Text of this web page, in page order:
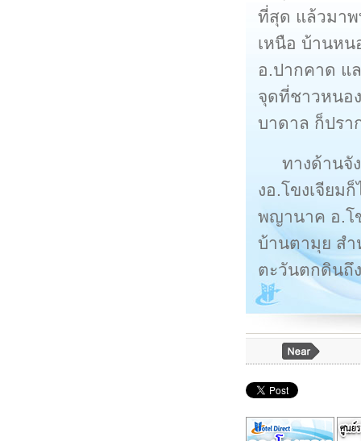
ที่สุด แล้วมาพ
เหนือ บ้านห
อ.ปากคาด แ
จุดที่ชาวหนอ
บาดาล ก็ปรา
ทางด้านจั
งอ.โขงเจียม
พญานาค อ.โ
บ้านตามุย สำ
ตะวันตกดินถึ